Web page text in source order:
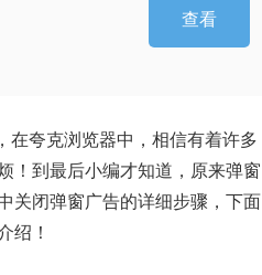
查看
在夸克浏览器中，相信有着许多
！到最后小编才知道，原来弹窗
关闭弹窗广告的详细步骤，下面
绍！